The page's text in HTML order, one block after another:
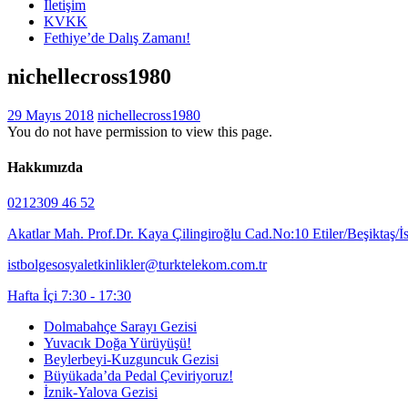
İletişim
KVKK
Fethiye’de Dalış Zamanı!
nichellecross1980
29 Mayıs 2018 nichellecross1980
You do not have permission to view this page.
Hakkımızda
0212309 46 52
Akatlar Mah. Prof.Dr. Kaya Çilingiroğlu Cad.No:10 Etiler/Beşiktaş/
istbolgesosyaletkinlikler@turktelekom.com.tr
Hafta İçi 7:30 - 17:30
Dolmabahçe Sarayı Gezisi
Yuvacık Doğa Yürüyüşü!
Beylerbeyi-Kuzguncuk Gezisi
Büyükada’da Pedal Çeviriyoruz!
İznik-Yalova Gezisi